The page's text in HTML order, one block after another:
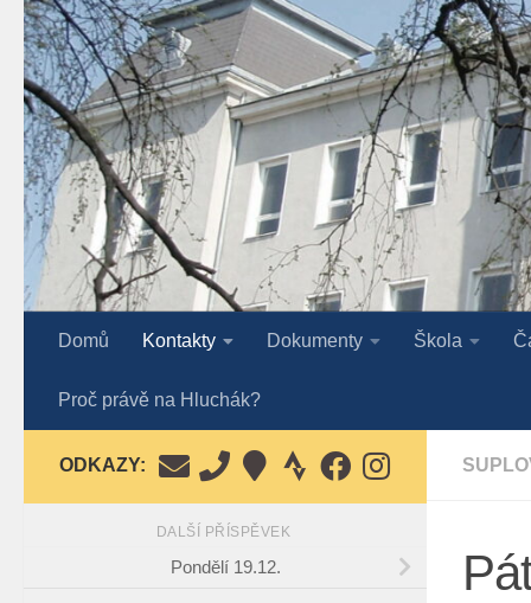
Skip to content
Domů Kontakty Dokumenty Škola
Proč právě na Hluchák?
ODKAZY:
DALŠÍ PŘÍSPĚVEK
Pondělí 19.12.